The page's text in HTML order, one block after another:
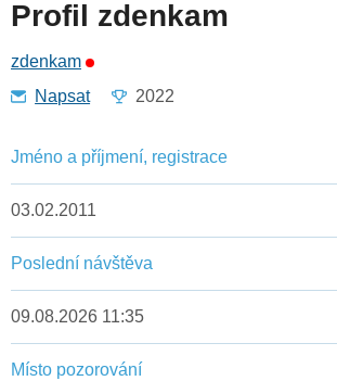
Profil zdenkam
zdenkam
Napsat
2022
Jméno a příjmení, registrace
03.02.2011
Poslední návštěva
09.08.2026 11:35
Místo pozorování